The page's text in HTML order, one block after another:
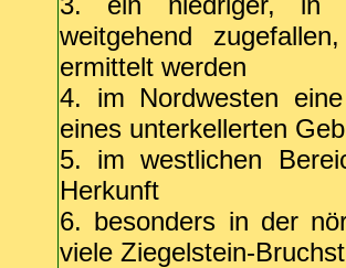
weitgehend
ermittelt werden
4. im Nordwesten
eines unterkellerten
5. im westlichen
Herkunft
6. besonders in der
viele Ziegelstein-